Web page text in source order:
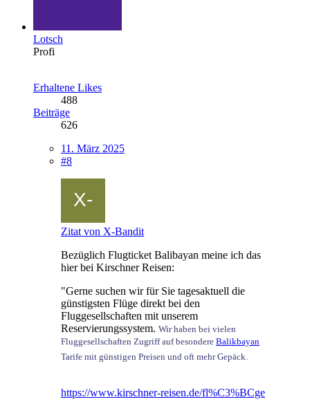
Lotsch
Profi
Erhaltene Likes
488
Beiträge
626
11. März 2025
#8
Zitat von X-Bandit
Bezüglich Flugticket Balibayan meine ich das
hier bei Kirschner Reisen:
"Gerne suchen wir für Sie tagesaktuell die
günstigsten Flüge direkt bei den
Fluggesellschaften mit unserem
Reservierungssystem. Wir haben bei vielen
Fluggesellschaften Zugriff auf besondere Balikbayan
Tarife mit günstigen Preisen und oft mehr Gepäck.
https://www.kirschner-reisen.de/fl%C3%BCge